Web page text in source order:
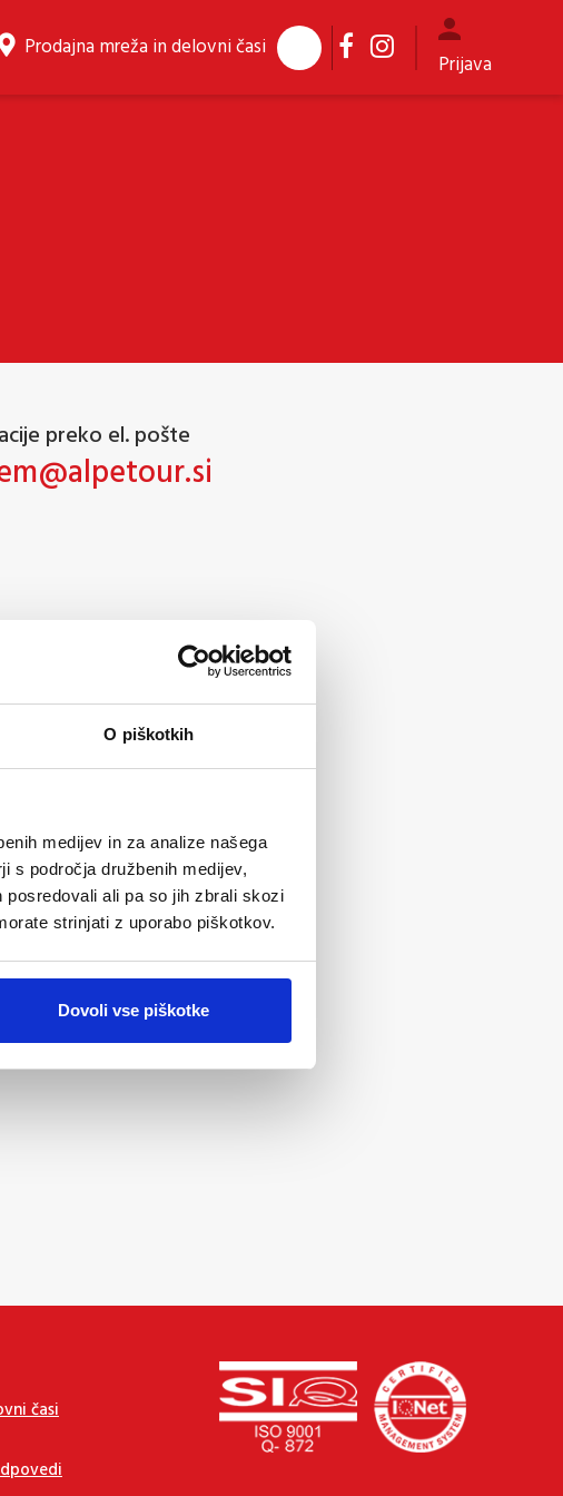
O piškotkih
medijev in za analize našega
s področja družbenih medijev,
ali pa so jih zbrali skozi
strinjati z uporabo piškotkov.
Dovoli vse piškotke
Prodajna mreža in delovni časi
Prijava
preko el. pošte
časi